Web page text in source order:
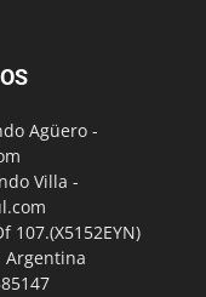
Agüero -
Villa -
107.(X5152EYN)
Argentina